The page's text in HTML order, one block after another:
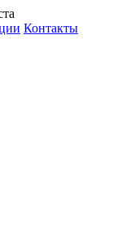
Контакты